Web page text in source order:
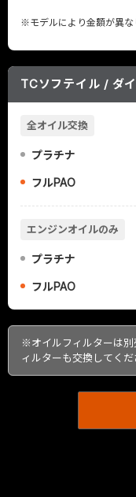
※モデルにより金額が異な
TCソフテイル / ダ
全オイル交換
プラチナ
フルPAO
エンジンオイルのみ
プラチナ
フルPAO
※オイルフィルターは別
ィルターも交換してくだ